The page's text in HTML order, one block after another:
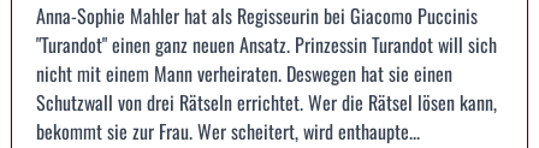
Anna-Sophie Mahler hat als Regisseurin bei Giacomo Puccinis
"Turandot" einen ganz neuen Ansatz. Prinzessin Turandot will sich
nicht mit einem Mann verheiraten. Deswegen hat sie einen
Schutzwall von drei Rätseln errichtet. Wer die Rätsel lösen kann,
bekommt sie zur Frau. Wer scheitert, wird enthaupte...